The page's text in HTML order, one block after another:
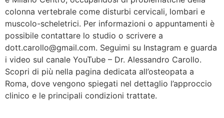
colonna vertebrale come disturbi cervicali, lombari e
muscolo-scheletrici. Per informazioni o appuntamenti è
possibile contattare lo studio o scrivere a
dott.carollo@gmail.com. Seguimi su Instagram e guarda
i video sul canale YouTube – Dr. Alessandro Carollo.
Scopri di più nella pagina dedicata all’osteopata a
Roma, dove vengono spiegati nel dettaglio l’approccio
clinico e le principali condizioni trattate.